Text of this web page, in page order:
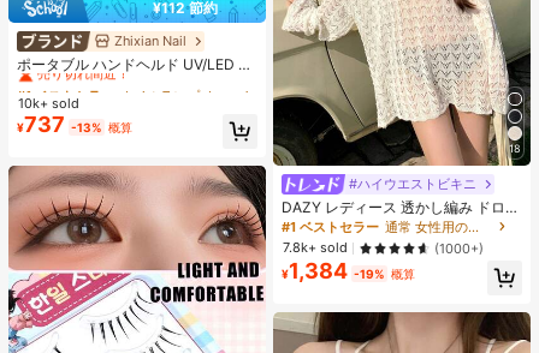
¥112 節約
Zhixian Nail
ポータブル ハンドヘルド UV/LED ネ
イルドライヤーランプ、すべてのジ
ェルネイルポリッシュマニキュアツ
ールに適しています、USB充電式高
速乾燥ネイルランプ、3-in-1セット
スタンドとデータケーブル付き、小
さなギフトとして贈ることができま
す、高いコストパフォーマンス、完
璧なギフト
#1 ベストセラー
売り切れ間近！
#1 ベストセラー
売り切れ間近！
#1 ベストセラー
売り切れ間近！
#1 ベストセラー
10k+ sold
¥737 -13% 概算
18
#ハイウエストビキニ
DAZY レディース 透かし編み ドロッ
プショルダー カバーアップ 夏 シア
ー バケーション ビーチ
#1 ベストセラー
通常 女性用のカバーアップ
7.8k+ sold
(1000+)
¥1,384 -19% 概算